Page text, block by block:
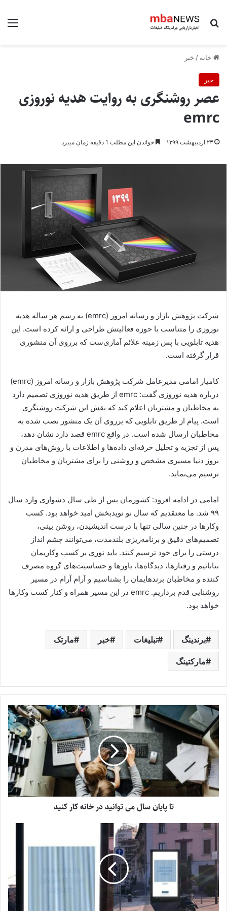
جستجو برای
خانه / خبر
خبر
عصر روشنگری به روایت هدیه نوروزی
emrc
۲۳ اردیبهشت ۱۳۹۹ خواندن این مطلب 1 دقیقه زمان میبرد
شرکت پژوهش بازار و رسانه امروز (emrc) به رسم هر ساله هدیه
نوروزی را متناسب با حوزه فعالیتش طراحی و ارائه کرده است. این
هدیه تابلویی با پس زمینه علائم آماری‌ست که برروی آن منشوری
قرار گرفته است.
کامیار امامی مدیرعامل شرکت پژوهش بازار و رسانه امروز (emrc
)
درباره هدیه نوروزی گفت: emrc از طریق هدیه نوروزی تصمیم دارد
به مخاطبان و مشتریان اعلام کند که نقش این شرکت روشنگری
است. پیام از طریق تابلویی که برروی آن یک منشور نصب شده به
مخاطبان ارسال شده است. در واقع emrc قصد دارد نشان دهد،
پس از تجزیه و تحلیل حرفه‌ای داده‌ها و اطلاعات با روش‌های مدرن و
بروز دنیا مسیری مشخص و روشنی را برای مشتریان و مخاطبان
ترسیم می‌نماید.
امامی در ادامه افزود: کشورمان پس از طی سال دشواری وارد سال
۹۹ شد. ما معتقدیم که سال نو نویدبخش امید خواهد بود. کسب
وکارها در چنین سالی تنها با درست اندیشیدن، روشن بینی،
تصمیم‌های دقیق و برنامه‌ریزی بلندمدت، می‌توانند چشم انداز
درستی را برای خود ترسیم کنند. باید نوری بر کسب وکاریمان
بتابانیم و رفتارها، دیدگاه‌ها، باورها و حساسیت‌های گروه مصرف
کننده و مخاطبان برندهایمان را بشناسیم و آرام آرام در مسیر
روشنایی قدم برداریم. emrc در این مسیر همراه و کنار کسب وکارها
خواهد بود.
برندینگ تبلیغات خبر مارتک
مارکتینگ
تا پایان سال می توانید در خانه کار کنید